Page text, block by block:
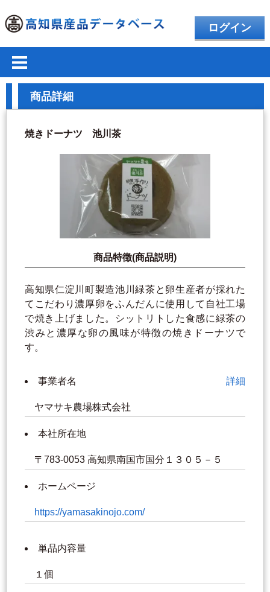
ログイン
商品詳細
焼きドーナツ 池川茶
商品特徴(商品説明)
高知県仁淀川町製造池川緑茶と卵生産者が採れた
てこだわり濃厚卵をふんだんに使用して自社工場
で焼き上げました。シットリトした食感に緑茶の
渋みと濃厚な卵の風味が特徴の焼きドーナツで
す。
事業者名 詳細
ヤマサキ農場株式会社
本社所在地
〒783-0053 高知県南国市国分１３０５－５
ホームページ
https://yamasakinojo.com/
単品内容量
１個